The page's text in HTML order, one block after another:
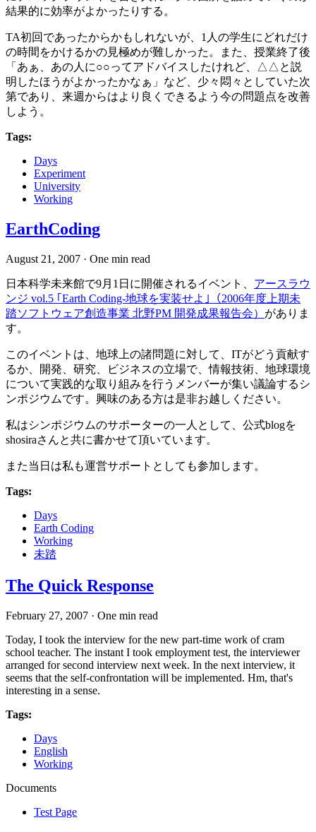
結果的に効率がよかったりする。
TA初回であったからかもしれないが、1人の学生にどれだけ
の時間をかけるかの見極めが難しかった。また、授業終了後
「あぁ、あの人に○○ってアドバイスしたけれど、△△と説
明したほうがよかったかなぁ」など、少々悶々としていた次
第であり、来週からはより良くできるよう今の問題点を改善
しよう。
Tags:
Days
Experiment
University
Working
EarthCoding
August 21, 2007 · One min read
日本科学未来館で9月1日に開催されるイベント、 アースラウ
ンジ vol.5 ｢Earth Coding-地球を実装せよ｣（2006年度上期未
踏ソフトウェア創造事業 北野PM 開発成果報告会） がありま
す。
このイベントは、地球上の諸問題に対して、ITがどう貢献す
るか、開発、研究、ビジネスの立場で、情報技術、地球環境
について実践的な取り組みを行うメンバーが集い議論するシ
ンポジウムです。興味のある方は是非お越しください。
私はシンポジウムのサポーターの一人として、公式blogを
shosiraさんと共に書かせて頂いています。
また当日は私も運営サポートとしても参加します。
Tags:
Days
Earth Coding
Working
未踏
The Quick Response
February 27, 2007 · One min read
Today, I took the interview for the new part-time work of cram
school teacher. The instant I took employment test, the interviewer
arranged for second interview next week. In the next interview, it
seems that the self-confrontation will be implemented. Hm, that's
interesting in a sense.
Tags:
Days
English
Working
Documents
Test Page